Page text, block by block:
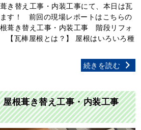
き替え工事・内装工事にて、本日は瓦
す！ 前回の現場レポートはこちらの
葺き替え工事・内装工事 階段リフォ
【瓦棒屋根とは？】 屋根はいろいろ種
続きを読む
根葺き替え工事・内装工事